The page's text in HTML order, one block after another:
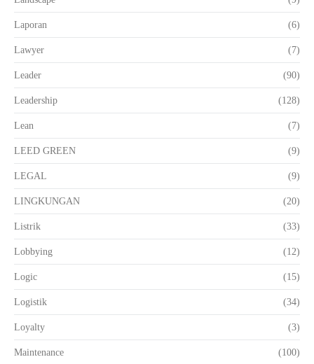
Laporan (6)
Lawyer (7)
Leader (90)
Leadership (128)
Lean (7)
LEED GREEN (9)
LEGAL (9)
LINGKUNGAN (20)
Listrik (33)
Lobbying (12)
Logic (15)
Logistik (34)
Loyalty (3)
Maintenance (100)